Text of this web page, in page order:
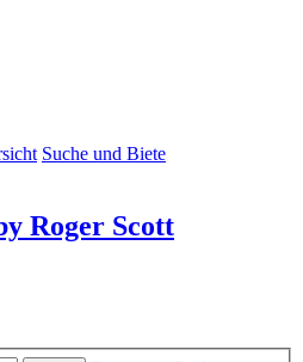
Suche und Biete
Roger Scott